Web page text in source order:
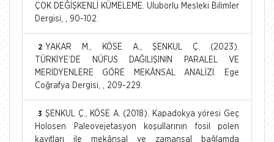
ÇOK DEĞİŞKENLİ KÜMELEME. Uluborlu Mesleki Bilimler
Dergisi, , 90-102.
2 YAKAR M., KÖSE A., ŞENKUL Ç. (2023).
TÜRKİYE’DE NÜFUS DAĞILIŞININ PARALEL VE
MERİDYENLERE GÖRE MEKÂNSAL ANALİZİ. Ege
Coğrafya Dergisi, , 209-229.
3 ŞENKUL Ç., KÖSE A. (2018). Kapadokya yöresi Geç
Holosen Paleovejetasyon koşullarının fosil polen
kayıtları ile mekânsal ve zamansal bağlamda